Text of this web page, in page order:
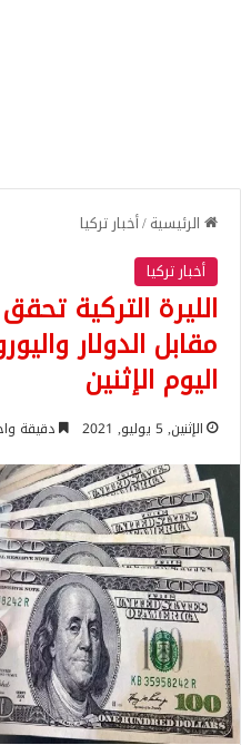
الرئيسية/أخبار تركيا
أخبار تركيا
الليرة التركية
مقابل الدولار
اليوم الإثنين
الإثنين, 5 يوليو, 2021 دقيقة